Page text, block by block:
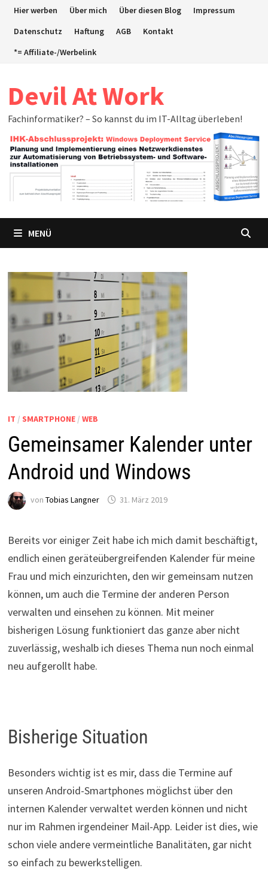
ZumHier werben Über mich Über diesen Blog
Impressum
Datenschutz
Haftung AGB
Kontakt
*= Affiliate-/Werbelink
Devil At Work
Fachinformatiker? – So kannst du im IT-Alltag überleben!
MENÜ
IT / SMARTPHONE/ WEB
Gemeinsamer Kalender unter
Android und Windows
von Tobias Langner 31. März 2019
Bereits vor einiger Zeit habe ich mich damit beschäftigt,
endlich einen geräteübergreifenden Kalender für meine
Frau und mich einzurichten, den wir gemeinsam nutzen
können, um auch die Termine der anderen Person
verwalten und einsehen zu können. Mit meiner
bisherigen Lösung funktioniert das ganze aber nicht
zuverlässig, weshalb ich dieses Thema nun noch einmal
neu aufgerollt habe.
Bisherige Situation
Besonders wichtig ist es mir, dass die Termine auf
unseren Android-Smartphones möglichst über den
internen Kalender verwaltet werden können und nicht
nur im Rahmen irgendeiner Mail-App. Leider ist dies, wie
schon viele andere vermeintliche Banalitäten, gar nicht
so einfach zu bewerkstelligen.